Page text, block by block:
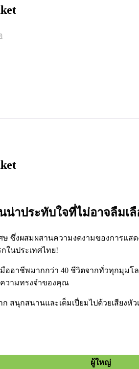
ประทับใจที่ไม่อาจลืมเลื
งผสมผสานความงดงามของการแส
ในประเทศไทย!
อาชีพมากกว่า 40 ชีวิตจากทั่วทุกมุม
วามทรงจำของคุณ
นุกสนานและเต็มเปี่ยมไปด้วยเสียง
ผู้ใหญ่